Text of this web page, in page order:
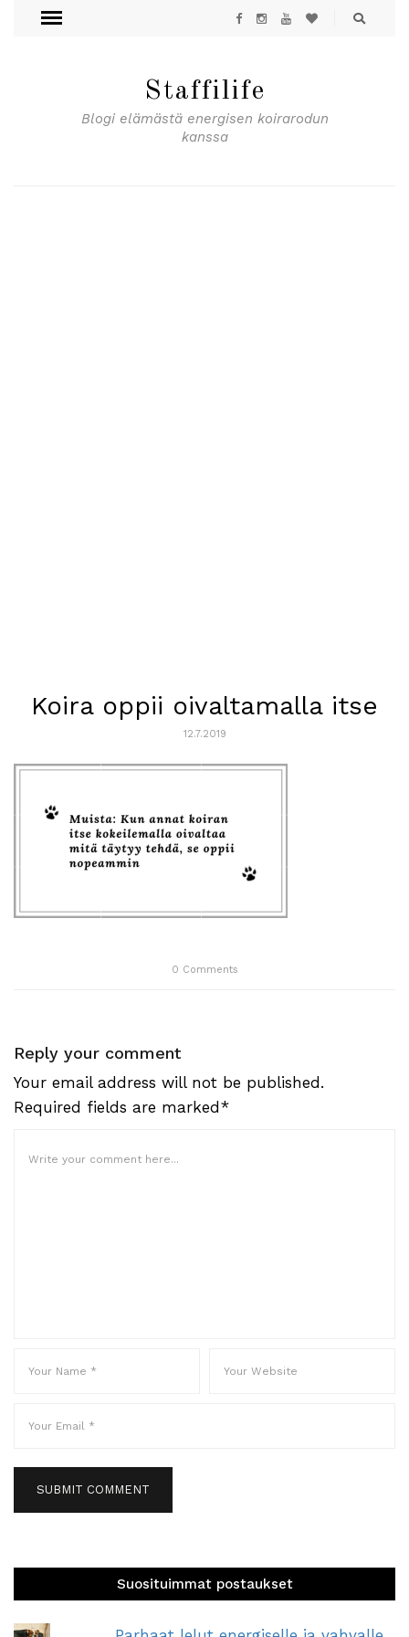
Staffilife
Blogi elämästä energisen koirarodun
kanssa
Koira oppii oivaltamalla itse
12.7.2019
0 Comments
Reply your comment
Your email address will not be published.
Required fields are marked*
Suosituimmat postaukset